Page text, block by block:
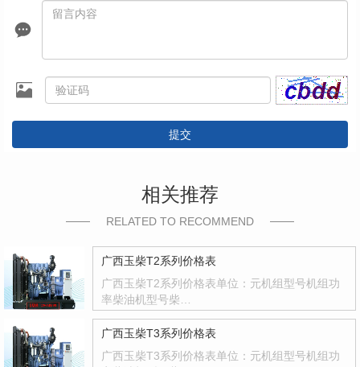
提交
相关推荐
RELATED TO RECOMMEND
广西玉柴T2系列价格表
广西玉柴T2系列价格表单位：元机组型号机组功
率柴油机型号柴…
广西玉柴T3系列价格表
广西玉柴T3系列价格表单位：元机组型号机组功